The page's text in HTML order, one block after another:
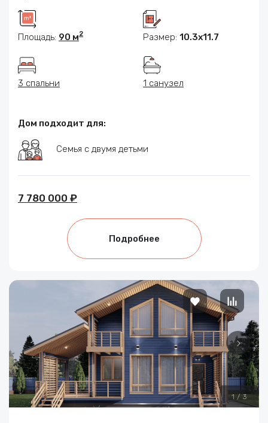
Площадь: 90 м2 Размер: 10.3х11.7
3 спальни 1 санузел
Дом подходит для:
Семья с двумя детьми
7 780 000 ₽
Подробнее
1 / 3